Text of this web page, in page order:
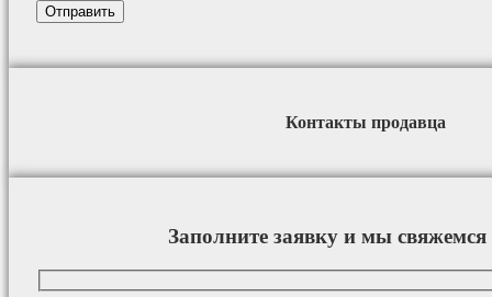
Контакты продавца
Заполните заявку и мы